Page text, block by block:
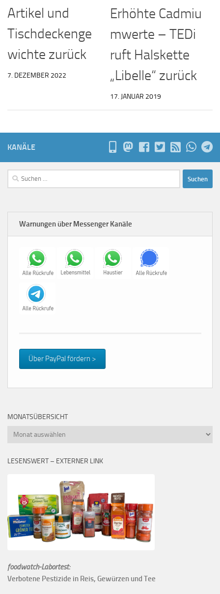
Artikel und
Tischdeckenge
wichte zurück
7. DEZEMBER 2022
Erhöhte Cadmiu
mwerte – TEDi
ruft Halskette
„Libelle“ zurück
17. JANUAR 2019
KANÄLE
Suchen
nach:
Warnungen über Messenger Kanäle
Über PayPal fördern >
MONATSÜBERSICHT
Monatsübersicht
LESENSWERT – EXTERNER LINK
foodwatch-Labortest:
Verbotene Pestizide in Reis, Gewürzen und Tee